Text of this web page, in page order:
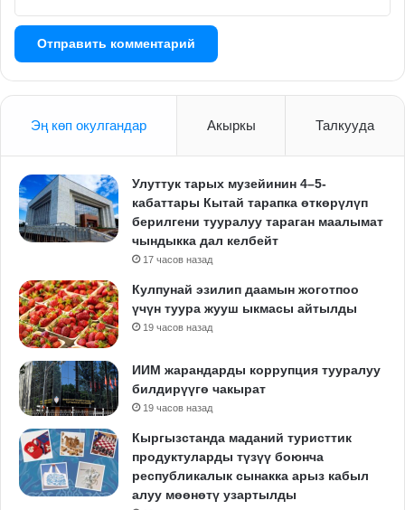
Эң көп окулгандар Акыркы Талкууда
Улуттук тарых музейинин 4–5-
кабаттары Кытай тарапка өткөрүлүп
берилгени тууралуу тараган маалымат
чындыкка дал келбейт
17 часов назад
Кулпунай эзилип даамын жоготпоо
үчүн туура жууш ыкмасы айтылды
19 часов назад
ИИМ жарандарды коррупция тууралуу
билдирүүгө чакырат
19 часов назад
Кыргызстанда маданий туристтик
продуктуларды түзүү боюнча
республикалык сынакка арыз кабыл
алуу мөөнөтү узартылды